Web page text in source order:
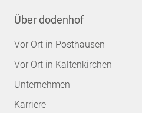
Über dodenhof
Vor Ort in Posthausen
Vor Ort in Kaltenkirchen
Unternehmen
Karriere